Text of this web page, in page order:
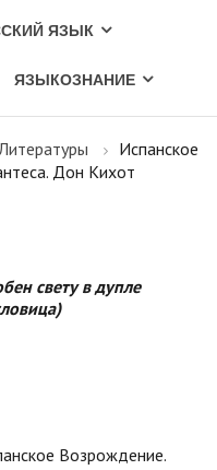
ЯЗЫК
ЯЗЫКОЗНАНИЕ
Испанское
Дон Кихот
свету в дупле
Возрождение.